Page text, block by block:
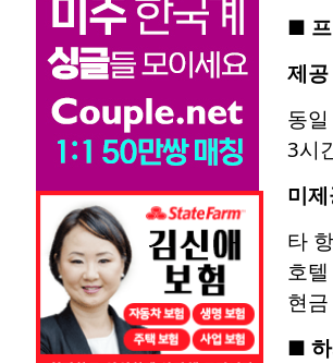
■
제공
동
3시
미
타
호
현금
■